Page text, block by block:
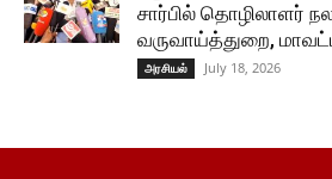
சார்பில் தொழிலாளர்
வருவாய்த்துறை,
அரசியல் July 18, 2026